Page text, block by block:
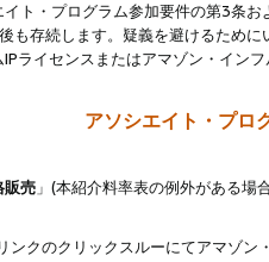
ト・プログラム参加要件の第3条
も存続します。疑義を避けるため
ライセンスまたはアマゾン・イン
アソシエイト・プロ
販売 」(本紹介料率表の例外がある
ンクのクリックスルーにてアマゾン